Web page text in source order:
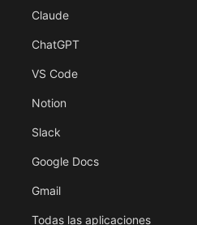
Claude
ChatGPT
VS Code
Notion
Slack
Google Docs
Gmail
Todas las aplicaciones